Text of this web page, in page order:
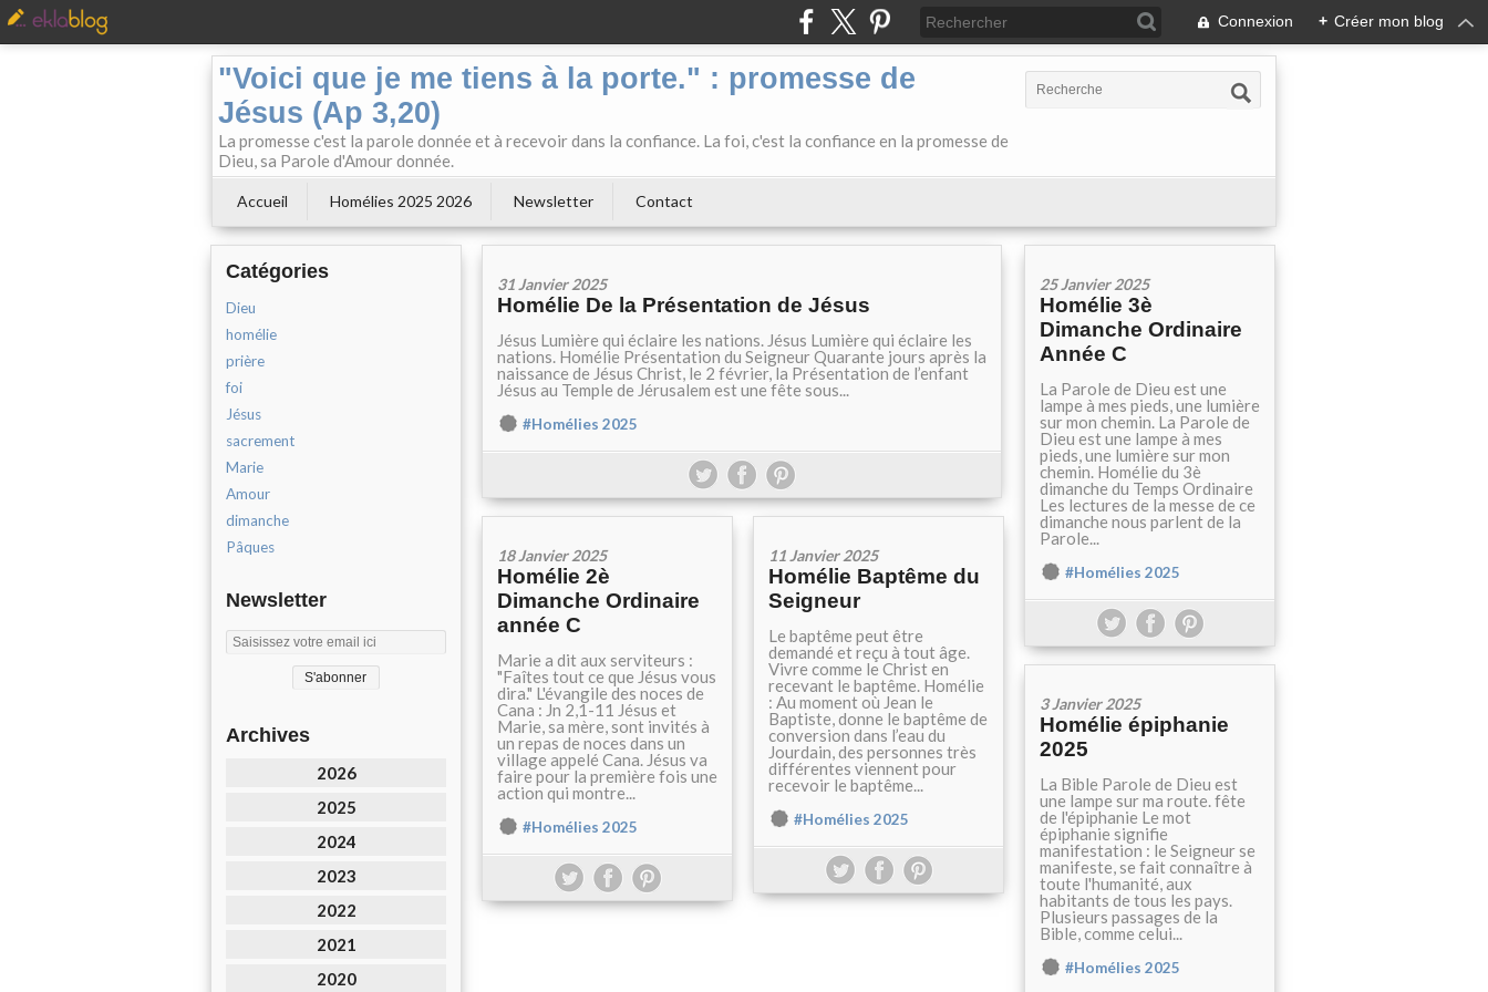
Connexion + Créer mon blog
"Voici que je me tiens à la porte." : promesse de
Jésus (Ap 3,20)
La promesse c'est la parole donnée et à recevoir dans la confiance. La foi, c'est la confiance en la promesse de
Dieu, sa Parole d'Amour donnée.
Accueil Homélies 2025 2026 Newsletter Contact
Catégories
Dieu
homélie
prière
foi
Jésus
sacrement
Marie
Amour
dimanche
Pâques
Newsletter
Archives
2026
2025
2024
2023
2022
2021
2020
31 Janvier 2025
Homélie De la Présentation de Jésus
Jésus Lumière qui éclaire les nations. Jésus Lumière qui éclaire les
nations. Homélie Présentation du Seigneur Quarante jours après la
naissance de Jésus Christ, le 2 février, la Présentation de l’enfant
Jésus au Temple de Jérusalem est une fête sous...
#Homélies 2025
25 Janvier 2025
Homélie 3è
Dimanche Ordinaire
Année C
La Parole de Dieu est une
lampe à mes pieds, une lumière
sur mon chemin. La Parole de
Dieu est une lampe à mes
pieds, une lumière sur mon
chemin. Homélie du 3è
dimanche du Temps Ordinaire
Les lectures de la messe de ce
dimanche nous parlent de la
Parole...
#Homélies 2025
18 Janvier 2025
Homélie 2è
Dimanche Ordinaire
année C
Marie a dit aux serviteurs :
"Faîtes tout ce que Jésus vous
dira." L'évangile des noces de
Cana : Jn 2,1-11 Jésus et
Marie, sa mère, sont invités à
un repas de noces dans un
village appelé Cana. Jésus va
faire pour la première fois une
action qui montre...
#Homélies 2025
11 Janvier 2025
Homélie Baptême du
Seigneur
Le baptême peut être
demandé et reçu à tout âge.
Vivre comme le Christ en
recevant le baptême. Homélie
: Au moment où Jean le
Baptiste, donne le baptême de
conversion dans l’eau du
Jourdain, des personnes très
différentes viennent pour
recevoir le baptême...
#Homélies 2025
3 Janvier 2025
Homélie épiphanie
2025
La Bible Parole de Dieu est
une lampe sur ma route. fête
de l'épiphanie Le mot
épiphanie signifie
manifestation : le Seigneur se
manifeste, se fait connaître à
toute l'humanité, aux
habitants de tous les pays.
Plusieurs passages de la
Bible, comme celui...
#Homélies 2025